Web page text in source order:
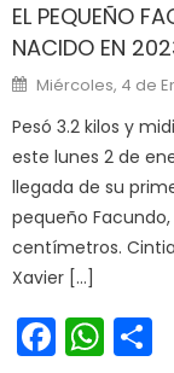
EL PEQUEÑO
NACIDO EN
Posted on
Miércoles, 4 de
Pesó 3.2 kilos y
este lunes 2 de
llegada de su
pequeño
centímetros.
Xavier […]